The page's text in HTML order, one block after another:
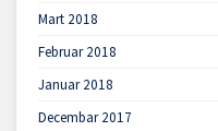
Mart 2018
Februar 2018
Januar 2018
Decembar 2017